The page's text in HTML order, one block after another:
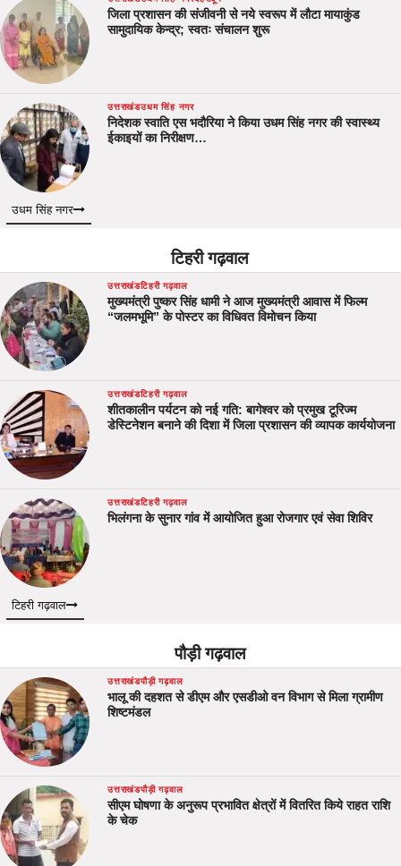
जिला प्रशासन की संजीवनी से नये स्वरूप में लौटा मायाकुंड
सामुदायिक केन्द्र; स्वतः संचालन शुरू
उत्तराखंडउधम सिंह नगर
निदेशक स्वाति एस भदौरिया ने किया उधम सिंह नगर की स्वास्थ्य
ईकाइयों का निरीक्षण…
उधम सिंह नगर
टिहरी गढ़वाल
उत्तराखंडटिहरी गढ़वाल
मुख्यमंत्री पुष्कर सिंह धामी ने आज मुख्यमंत्री आवास में फिल्म
“जलमभूमि” के पोस्टर का विधिवत विमोचन किया
उत्तराखंडटिहरी गढ़वाल
शीतकालीन पर्यटन को नई गति: बागेश्वर को प्रमुख टूरिज्म
डेस्टिनेशन बनाने की दिशा में जिला प्रशासन की व्यापक कार्ययोजना
उत्तराखंडटिहरी गढ़वाल
भिलंगना के सुनार गांव में आयोजित हुआ रोजगार एवं सेवा शिविर
टिहरी गढ़वाल
पौड़ी गढ़वाल
उत्तराखंडपौड़ी गढ़वाल
भालू की दहशत से डीएम और एसडीओ वन विभाग से मिला ग्रामीण
शिष्टमंडल
उत्तराखंडपौड़ी गढ़वाल
सीएम घोषणा के अनुरूप प्रभावित क्षेत्रों में वितरित किये राहत राशि
के चेक